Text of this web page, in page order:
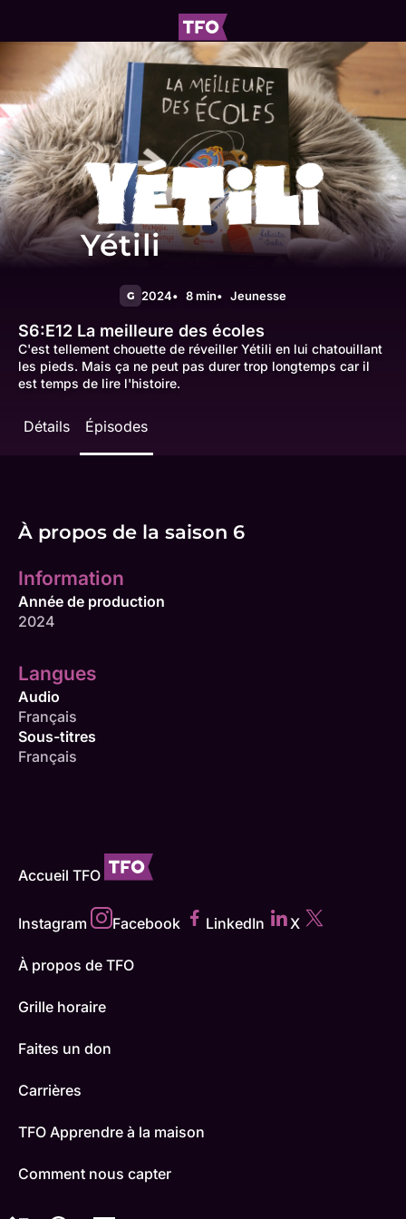
Yétili
G 2024 8 min Jeunesse
S6:E12 La meilleure des écoles
C'est tellement chouette de réveiller Yétili en lui chatouillant
les pieds. Mais ça ne peut pas durer trop longtemps car il
est temps de lire l'histoire.
Détails Épisodes
À propos de la saison 6
Information
Année de production
2024
Langues
Audio
Français
Sous-titres
Français
Accueil TFO
Instagram Facebook LinkedIn X
À propos de TFO
Grille horaire
Faites un don
Carrières
TFO Apprendre à la maison
Comment nous capter
Contactez-nous